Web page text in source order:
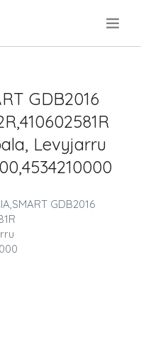
GDB2016
Levyjarru
GDB2016